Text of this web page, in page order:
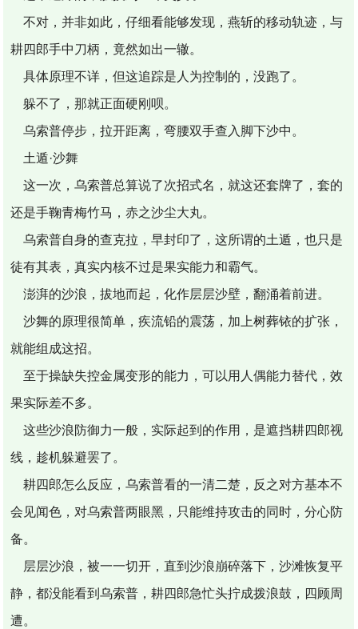
不对，并非如此，仔细看能够发现，燕斩的移动轨迹，与
耕四郎手中刀柄，竟然如出一辙。
具体原理不详，但这追踪是人为控制的，没跑了。
躲不了，那就正面硬刚呗。
乌索普停步，拉开距离，弯腰双手查入脚下沙中。
土遁·沙舞
这一次，乌索普总算说了次招式名，就这还套牌了，套的
还是手鞠青梅竹马，赤之沙尘大丸。
乌索普自身的查克拉，早封印了，这所谓的土遁，也只是
徒有其表，真实内核不过是果实能力和霸气。
澎湃的沙浪，拔地而起，化作层层沙壁，翻涌着前进。
沙舞的原理很简单，疾流铅的震荡，加上树葬铱的扩张，
就能组成这招。
至于操缺失控金属变形的能力，可以用人偶能力替代，效
果实际差不多。
这些沙浪防御力一般，实际起到的作用，是遮挡耕四郎视
线，趁机躲避罢了。
耕四郎怎么反应，乌索普看的一清二楚，反之对方基本不
会见闻色，对乌索普两眼黑，只能维持攻击的同时，分心防
备。
层层沙浪，被一一切开，直到沙浪崩碎落下，沙滩恢复平
静，都没能看到乌索普，耕四郎急忙头拧成拨浪鼓，四顾周
遭。